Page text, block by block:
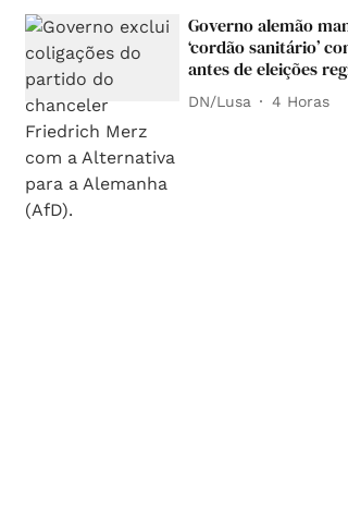
Governo alemão
‘cordão sanitário’
antes de eleições
DN/Lusa 4 Horas